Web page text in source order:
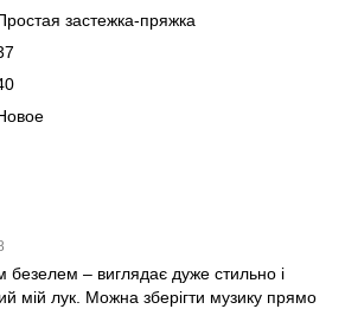
застежка-пряжка
безелем – виглядає дуже стильно і
мій лук. Можна зберігти музику прямо